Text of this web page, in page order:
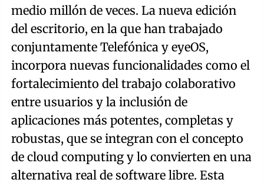
medio millón de veces. La nueva edición
del escritorio, en la que han trabajado
conjuntamente Telefónica y eyeOS,
incorpora nuevas funcionalidades como el
fortalecimiento del trabajo colaborativo
entre usuarios y la inclusión de
aplicaciones más potentes, completas y
robustas, que se integran con el concepto
de cloud computing y lo convierten en una
alternativa real de software libre. Esta